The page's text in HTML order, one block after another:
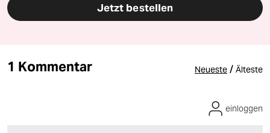
Jetzt bestellen
1 Kommentar Neueste / Älteste
einloggen